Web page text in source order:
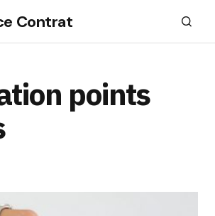
Contrat
points